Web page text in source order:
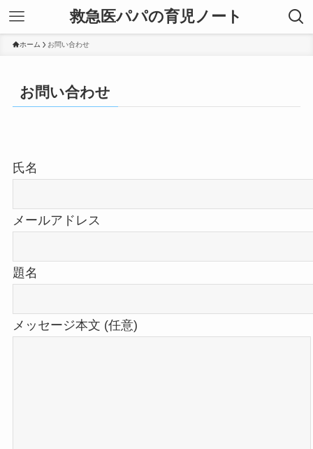
救急医パパの育児ノート
ホーム お問い合わせ
お問い合わせ
氏名
メールアドレス
題名
メッセージ本文 (任意)